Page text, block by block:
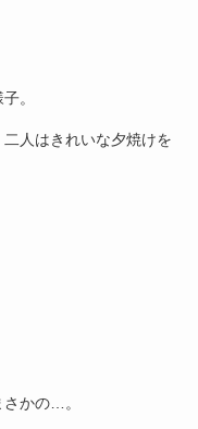
。
人はきれいな夕焼けを
かの…。